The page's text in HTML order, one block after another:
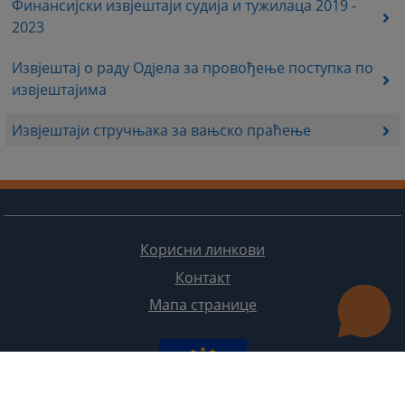
Финансијски извјештаји судија и тужилаца 2019 -
2023
Извјештај о раду Одјела за провођење поступка по
извјештајима
Извјештаји стручњака за вањско праћење
Корисни линкови
Контакт
Мапа странице